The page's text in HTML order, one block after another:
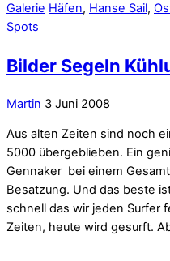
Galerie Häfen, Hanse Sail,
Spots
Bilder Segeln
Martin 3 Juni 2008
Aus alten Zeiten sind noch
5000 übergeblieben. Ein
Gennaker bei einem
Besatzung. Und das beste
schnell das wir jeden Surfer
Zeiten, heute wird gesurft.